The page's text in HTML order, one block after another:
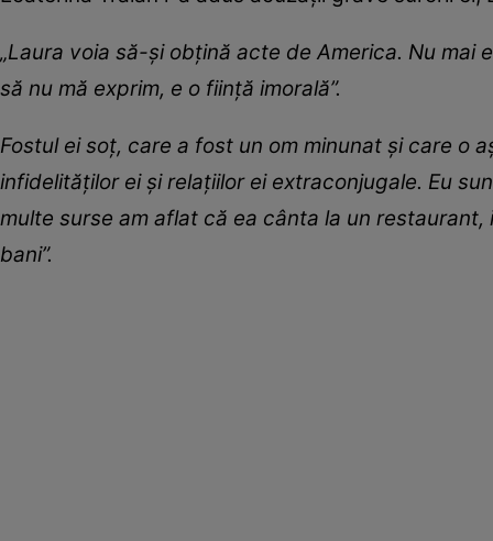
„Laura voia să-și obțină acte de America. Nu
să nu mă exprim, e o ființă imorală”.
Fostul ei soţ, care a fost un om minunat şi care o
infidelităţilor ei şi relaţiilor ei extraconjugale. Eu
multe surse am aflat că ea cânta la un
bani”.